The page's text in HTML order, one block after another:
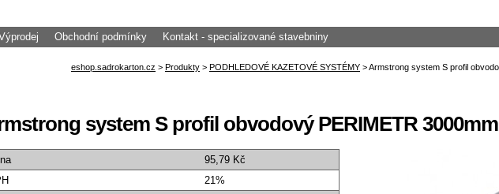
Obchodní podmínky Kontakt - specializované stavebniny
system S profil obvodový PERIMETR 3000mm
95,79 Kč
21%